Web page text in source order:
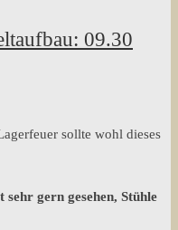
09.30
sollte wohl dieses
gern gesehen, Stühle